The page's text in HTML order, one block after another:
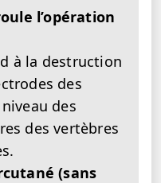
l’opération
à la destruction
des
des
des vertèbres
(sans